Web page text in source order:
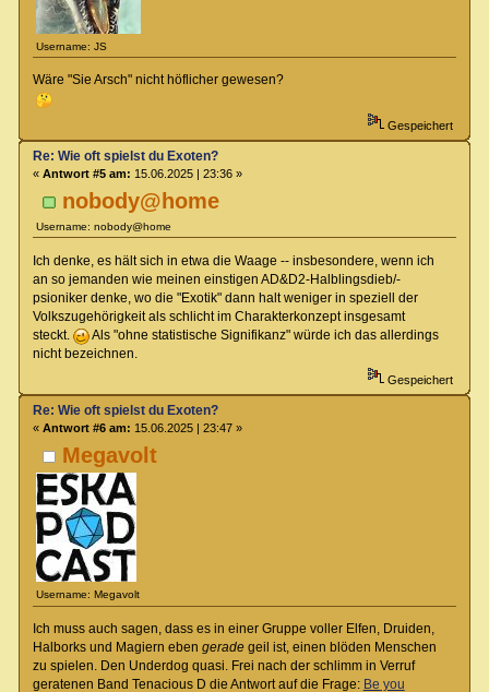
Username: JS
Wäre "Sie Arsch" nicht höflicher gewesen?
Gespeichert
nobody@home
Username: nobody@home
Re: Wie oft spielst du Exoten?
« Antwort #5 am: 15.06.2025 | 23:36 »
Ich denke, es hält sich in etwa die Waage -- insbesondere, wenn ich
an so jemanden wie meinen einstigen AD&D2-Halblingsdieb/-
psioniker denke, wo die "Exotik" dann halt weniger in speziell der
Volkszugehörigkeit als schlicht im Charakterkonzept insgesamt
steckt.
Als "ohne statistische Signifikanz" würde ich das allerdings
nicht bezeichnen.
Gespeichert
Megavolt
Username: Megavolt
Re: Wie oft spielst du Exoten?
« Antwort #6 am: 15.06.2025 | 23:47 »
Ich muss auch sagen, dass es in einer Gruppe voller Elfen, Druiden,
Halborks und Magiern eben gerade geil ist, einen blöden Menschen
zu spielen. Den Underdog quasi. Frei nach der schlimm in Verruf
geratenen Band Tenacious D die Antwort auf die Frage: Be you